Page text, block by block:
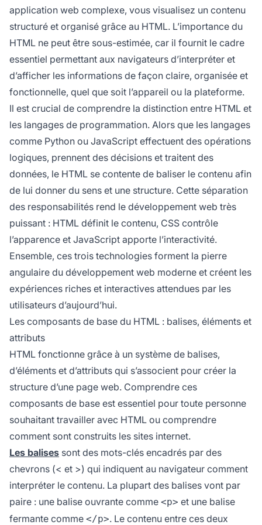
application web complexe, vous visualisez un contenu
structuré et organisé grâce au HTML. L’importance du
HTML ne peut être sous-estimée, car il fournit le cadre
essentiel permettant aux navigateurs d’interpréter et
d’afficher les informations de façon claire, organisée et
fonctionnelle, quel que soit l’appareil ou la plateforme.
Il est crucial de comprendre la distinction entre HTML et
les langages de programmation. Alors que les langages
comme Python ou JavaScript effectuent des opérations
logiques, prennent des décisions et traitent des
données, le HTML se contente de baliser le contenu afin
de lui donner du sens et une structure. Cette séparation
des responsabilités rend le développement web très
puissant : HTML définit le contenu, CSS contrôle
l’apparence et JavaScript apporte l’interactivité.
Ensemble, ces trois technologies forment la pierre
angulaire du développement web moderne et créent les
expériences riches et interactives attendues par les
utilisateurs d’aujourd’hui.
Les composants de base du HTML : balises, éléments et
attributs
HTML fonctionne grâce à un système de balises,
d’éléments et d’attributs qui s’associent pour créer la
structure d’une page web. Comprendre ces
composants de base est essentiel pour toute personne
souhaitant travailler avec HTML ou comprendre
comment sont construits les sites internet.
Les balises sont des mots-clés encadrés par des
chevrons (< et >) qui indiquent au navigateur comment
interpréter le contenu. La plupart des balises vont par
paire : une balise ouvrante comme <p> et une balise
fermante comme </p>. Le contenu entre ces deux